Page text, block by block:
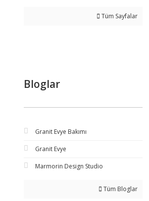
Tüm Sayfalar
Bloglar
Granit Evye Bakımı
Granit Evye
Marmorin Design Studio
Tüm Bloglar